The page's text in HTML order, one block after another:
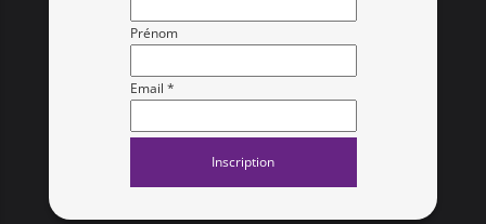
Prénom
Email *